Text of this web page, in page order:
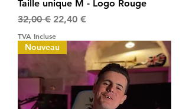
Taille unique M - Logo Rouge
Prix original
32,00 € Prix promotionnel
22,40 €
TVA Incluse
Nouveau